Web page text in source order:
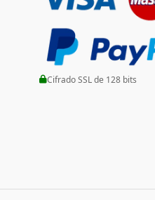
Cifrado SSL de 128 bits